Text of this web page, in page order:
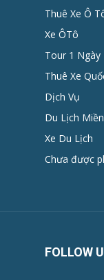
Thuê Xe Ô
Xe ÔTô
Tour 1 Ngày
Thuê Xe
Dịch Vụ
Du Lịch
Xe Du Lịch
Chưa được
FOLLOW